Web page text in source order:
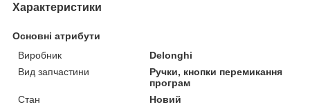
Характеристики
Основні атрибути
Виробник
Delonghi
Вид запчастини
Ручки, кнопки перемикання
програм
Стан
Новий